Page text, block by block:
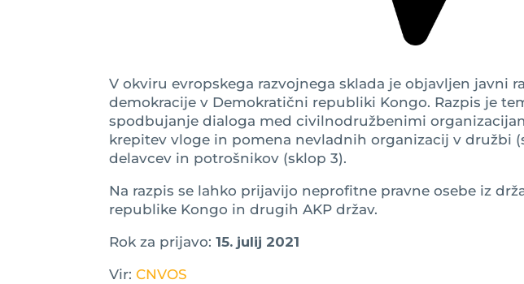
V okviru evropskega razvojnega sklada je objavljen javni
demokracije v Demokratični republiki Kongo. Razpis je
spodbujanje dialoga med civilnodružbenimi
krepitev vloge in pomena nevladnih organizacij v družbi
delavcev in potrošnikov (sklop 3).
Na razpis se lahko prijavijo neprofitne pravne osebe iz
republike Kongo in drugih AKP držav.
Rok za prijavo:15. julij 2021
Vir:CNVOS